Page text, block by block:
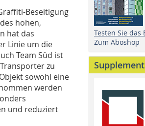
Beseitigung
hohen,
hat das
Linie um die
Team Süd ist
zu
sowohl eine
werden
und reduziert
Testen Sie das
Zum Aboshop
Supplement